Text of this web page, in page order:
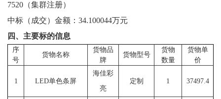
部
设
生
7520（集群注册）
中标（成交）金额：34.100044万元
四、主要标的信息
序
号
货物名称
货物品
牌
货物型号
货物
数量
货物单
价
1 LED单色条屏
海佳彩
亮
定制 1 37497.4